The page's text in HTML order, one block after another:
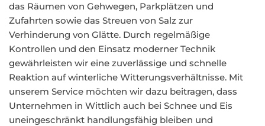
das Räumen von Gehwegen, Parkplätzen und
Zufahrten sowie das Streuen von Salz zur
Verhinderung von Glätte. Durch regelmäßige
Kontrollen und den Einsatz moderner Technik
gewährleisten wir eine zuverlässige und schnelle
Reaktion auf winterliche Witterungsverhältnisse. Mit
unserem Service möchten wir dazu beitragen, dass
Unternehmen in Wittlich auch bei Schnee und Eis
uneingeschränkt handlungsfähig bleiben und